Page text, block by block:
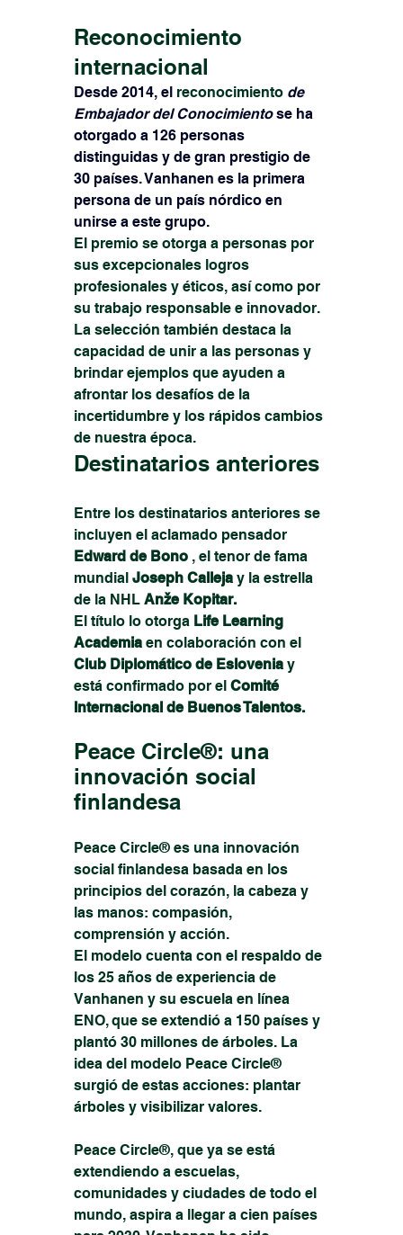
Reconocimiento
internacional
Desde 2014, el reconocimiento de
Embajador del Conocimiento se ha
otorgado a 126 personas
distinguidas y de gran prestigio de
30 países. Vanhanen es la primera
persona de un país nórdico en
unirse a este grupo.
El premio se otorga a personas por
sus excepcionales logros
profesionales y éticos, así como por
su trabajo responsable e innovador.
La selección también destaca la
capacidad de unir a las personas y
brindar ejemplos que ayuden a
afrontar los desafíos de la
incertidumbre y los rápidos cambios
de nuestra época.
Destinatarios anteriores
Entre los destinatarios anteriores se
incluyen el aclamado pensador
Edward de Bono , el tenor de fama
mundial Joseph Calleja y la estrella
de la NHL Anže Kopitar.
El título lo otorga Life Learning
Academia en colaboración con el
Club Diplomático de Eslovenia y
está confirmado por el Comité
Internacional de Buenos Talentos.
Peace Circle®: una
innovación social
finlandesa
Peace Circle® es una innovación
social finlandesa basada en los
principios del corazón, la cabeza y
las manos: compasión,
comprensión y acción.
El modelo cuenta con el respaldo de
los 25 años de experiencia de
Vanhanen y su escuela en línea
ENO, que se extendió a 150 países y
plantó 30 millones de árboles. La
idea del modelo Peace Circle®
surgió de estas acciones: plantar
árboles y visibilizar valores.
Peace Circle®, que ya se está
extendiendo a escuelas,
comunidades y ciudades de todo el
mundo, aspira a llegar a cien países